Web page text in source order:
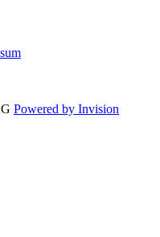
Powered by Invision